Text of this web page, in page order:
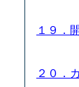
１９．
２０．